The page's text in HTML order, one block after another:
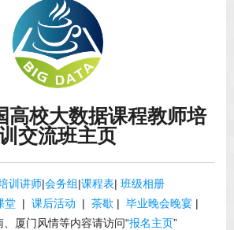
高校大数据课程教师培
交流班主页
训讲师|会务组|课程表| 班级相册
堂 | 课后活动 | 茶歇 | 毕业晚会晚宴 |
厦门风情等内容请访问“报名主页”